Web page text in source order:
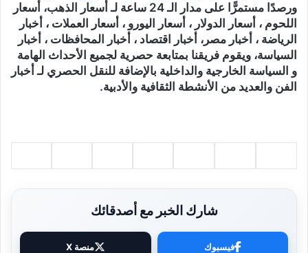
ورصدًا مستمرًّا على مدار الـ 24 ساعة لـ أسعار الذهب، أسعار
اللحوم ، أسعار الدولار ، أسعار اليورو ، أسعار العملات ، أخبار
الرياضة ، أخبار مصر، أخبار اقتصاد ، أخبار المحافظات ، أخبار
السياسة، ويقوم فريقنا بمتابعة حصرية لجميع الأحداث الهامة
و السياسة الخارجية والداخلية بالإضافة للنقل الحصري لـ أخبار
الفن والعديد من الأنشطة الثقافية والأدبية.
شارك الخبر مع أصدقائك
فيسبوك منصة X